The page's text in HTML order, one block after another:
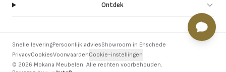
Ontdek
Snelle leveringPersoonlijk adviesShowroom in Enschede
PrivacyCookiesVoorwaardenCookie-instellingen
© 2026 Mokana Meubelen. Alle rechten voorbehouden.